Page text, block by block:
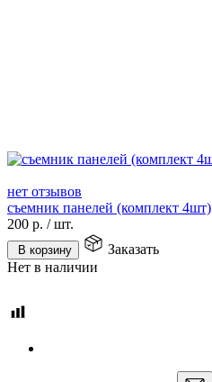
нет отзывов
съемник панелей (комплект 4шт)
200 р. /шт.
В корзину
Заказать
Нет в наличии